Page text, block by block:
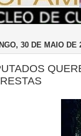
30 DE MAIO DE